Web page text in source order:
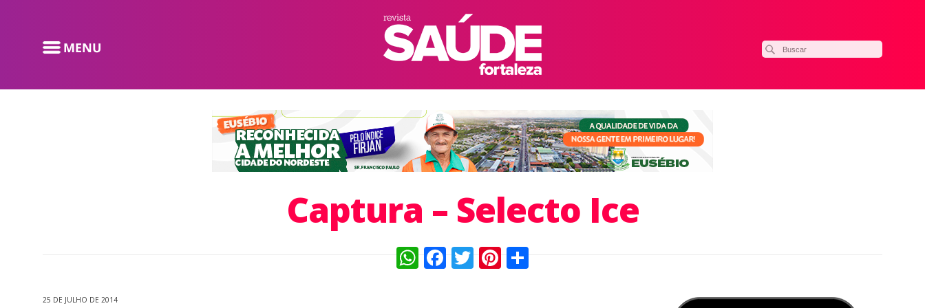
Captura – Selecto Ice
WhatsApp
Facebook
TwitterPinterest
25 DE JULHO DE 2014